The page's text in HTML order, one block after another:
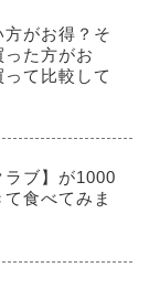
がお得？そ
た方がお
て比較して
ブ】が1000
食べてみま